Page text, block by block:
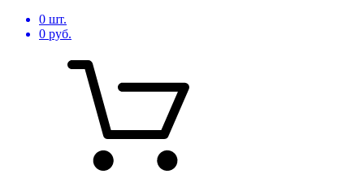
0 шт.
0 руб.